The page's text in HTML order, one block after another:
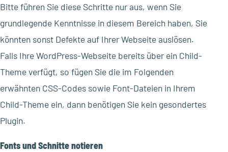
Bitte führen Sie diese Schritte nur aus, wenn Sie
grundlegende Kenntnisse in diesem Bereich haben, Sie
könnten sonst Defekte auf Ihrer Webseite auslösen.
Falls Ihre WordPress-Webseite bereits über ein Child-
Theme verfügt, so fügen Sie die im Folgenden
erwähnten CSS-Codes sowie Font-Dateien in Ihrem
Child-Theme ein, dann benötigen Sie kein gesondertes
Plugin.
Fonts und Schnitte notieren